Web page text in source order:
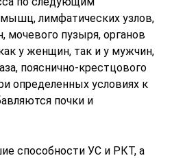
лимфатических узлов,
мочевого пузыря, органов
у женщин, так и у мужчин,
пояснично-крестцового
определенных условиях к
почки и
способности УС и РКТ, а